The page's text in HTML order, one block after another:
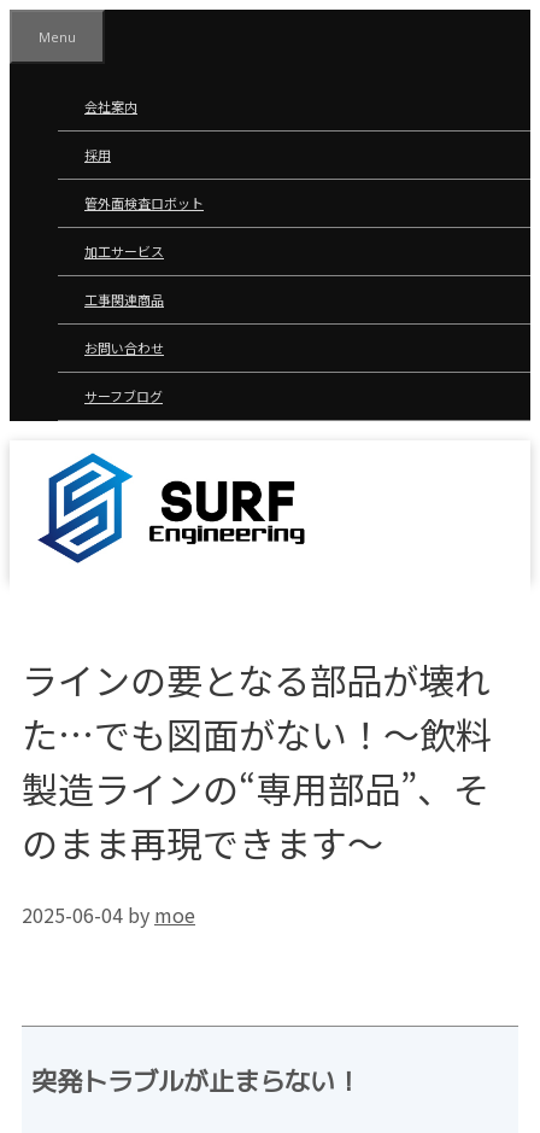
Menu
会社案内
採用
管外面検査ロボット
加工サービス
工事関連商品
お問い合わせ
サーフブログ
ラインの要となる部品が壊れ
た…でも図面がない！〜飲料
製造ラインの“専用部品”、そ
のまま再現できます〜
2025-06-04 by moe
突発トラブルが止まらない！